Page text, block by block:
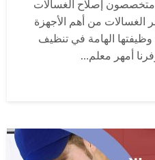
إصلاح الغسالات
الغسالات من أهم الأجهزة
الهامة في تنظيف
أمهر معلم…